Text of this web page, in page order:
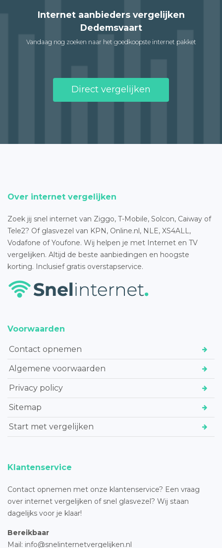
Internet aanbieders vergelijken
Dedemsvaart
Vandaag nog zoeken naar het goedkoopste internet pakket
Direct vergelijken
Over internet vergelijken
Zoek jij snel internet van Ziggo, T-Mobile, Solcon, Caiway of
Tele2? Of glasvezel van KPN, Online.nl, NLE, XS4ALL,
Vodafone of Youfone. Wij helpen je met Internet en TV
vergelijken. Altijd de beste aanbiedingen en hoogste
korting. Inclusief gratis overstapservice.
Voorwaarden
Contact opnemen
Algemene voorwaarden
Privacy policy
Sitemap
Start met vergelijken
Klantenservice
Contact opnemen met onze klantenservice? Een vraag
over internet vergelijken of snel glasvezel? Wij staan
dagelijks voor je klaar!
Bereikbaar
Mail: info@snelinternetvergelijken.nl